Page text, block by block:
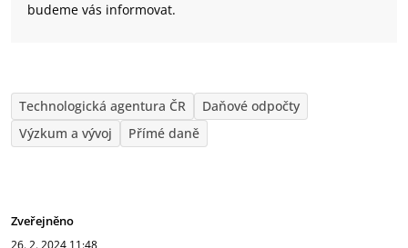
budeme vás informovat.
Technologická agentura ČR
Daňové odpočty
Výzkum a vývoj
Přímé daně
Zveřejněno
26. 2. 2024 11:48